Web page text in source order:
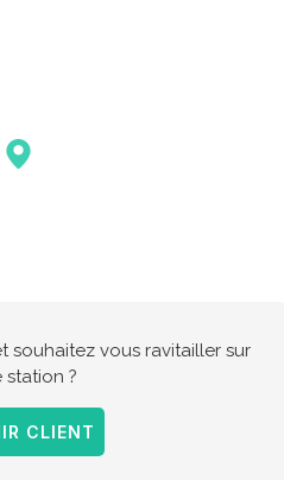
souhaitez vous ravitailler sur
station ?
CLIENT